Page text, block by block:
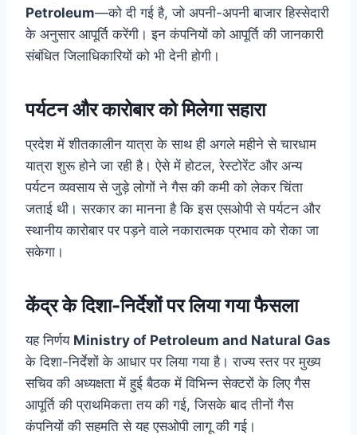
Petroleum—को दी गई है, जो अपनी-अपनी बाजार हिस्सेदारी
के अनुसार आपूर्ति करेंगी। इन कंपनियों को आपूर्ति की जानकारी
संबंधित जिलाधिकारियों को भी देनी होगी।
पर्यटन और कारोबार को मिलेगा सहारा
प्रदेश में शीतकालीन यात्रा के साथ ही अगले महीने से चारधाम
यात्रा शुरू होने जा रही है। ऐसे में होटल, रेस्टोरेंट और अन्य
पर्यटन व्यवसाय से जुड़े लोगों ने गैस की कमी को लेकर चिंता
जताई थी। सरकार का मानना है कि इस एसओपी से पर्यटन और
स्थानीय कारोबार पर पड़ने वाले नकारात्मक प्रभाव को रोका जा
सकेगा।
केंद्र के दिशा-निर्देशों पर लिया गया फैसला
यह निर्णय Ministry of Petroleum and Natural Gas
के दिशा-निर्देशों के आधार पर लिया गया है। राज्य स्तर पर मुख्य
सचिव की अध्यक्षता में हुई बैठक में विभिन्न सेक्टरों के लिए गैस
आपूर्ति की प्राथमिकता तय की गई, जिसके बाद तीनों गैस
कंपनियों की सहमति से यह एसओपी लागू की गई।